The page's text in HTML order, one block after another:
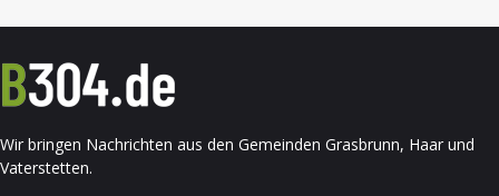
Wir bringen Nachrichten aus den Gemeinden Grasbrunn, Haar und
Vaterstetten.